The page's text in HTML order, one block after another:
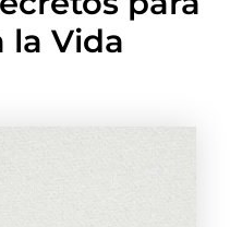
la Vida